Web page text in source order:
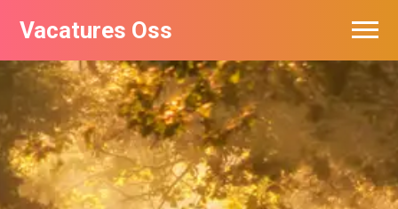
Vacatures Oss